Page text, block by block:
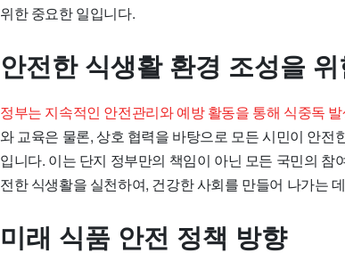
위한 중요한 일입니다.
안전한 식생활 환경 조성을 위
정부는 지속적인 안전관리와 예방 활동을 통해 식중독
와 교육은 물론, 상호 협력을 바탕으로 모든 시민이 안
입니다. 이는 단지 정부만의 책임이 아닌 모든 국민의
전한 식생활을 실천하여, 건강한 사회를 만들어 나가는
미래 식품 안전 정책 방향